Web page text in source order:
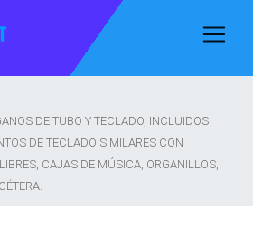
DE TUBO Y TECLADO, INCLUIDOS
DE TECLADO SIMILARES CON
CAJAS DE MÚSICA, ORGANILLOS,